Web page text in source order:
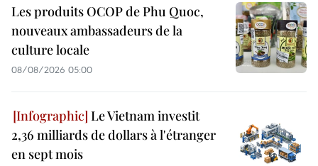
Les produits OCOP de Phu Quoc,
nouveaux ambassadeurs de la
culture locale
08/08/2026 05:00
Le Vietnam investit
2,36 milliards de dollars à l'étranger
en sept mois